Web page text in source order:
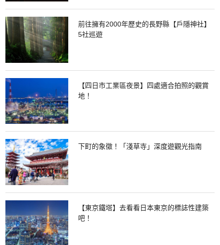
前往擁有2000年歷史的長野縣【戶隱神社】
5社巡遊
【四日市工業區夜景】四處適合拍照的觀賞
地！
下町的象徵！「淺草寺」深度遊觀光指南
【東京鐵塔】去看看日本東京的標誌性建築
吧！